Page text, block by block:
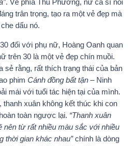
. Về phía Thu Phương, nữ ca sĩ nói
trân trọng, tạo ra một vẻ đẹp mà
dấu nó.
đối với phụ nữ, Hoàng Oanh quan
trên 30 là một vẻ đẹp chín muồi.
sẻ rằng, rất thích trạng thái của bản
phim Cánh đồng bất tận – Ninh
mái với tuổi tác hiện tại của mình.
thanh xuân không kết thúc khi con
toàn ngược lại. “Thanh xuân
từ rất nhiều màu sắc với nhiều
thời gian khác nhau”chính là dòng